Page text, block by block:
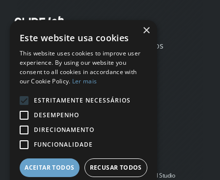
Casos de estudo
Método
Serviços
Portfólio
Testemunhos
FAQs
Sobre
Newsletter
Portuguese
QUERO UMA APRESENTAÇÃO
Política de Privacidade
Copyright 2024 © Slide Lab / Desenvolvido por Super Cool Studio
×
Este website usa cookies
This website uses cookies to improve user
experience. By using our website you
consent to all cookies in accordance with
our Cookie Policy. Ler mais
ESTRITAMENTE NECESSÁRIOS
DESEMPENHO
DIRECIONAMENTO
FUNCIONALIDADE
ACEITAR TODOS RECUSAR TODOS